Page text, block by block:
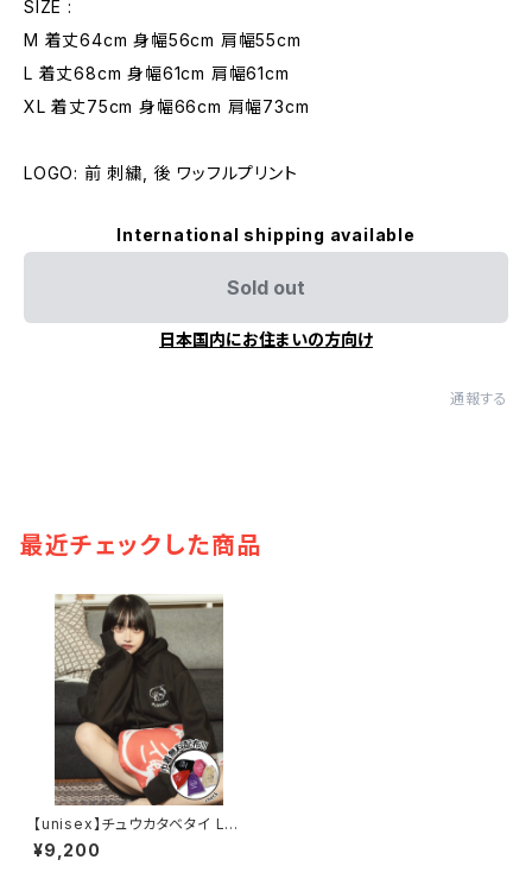
SIZE :
M 着丈64cm 身幅56cm 肩幅55cm
L 着丈68cm 身幅61cm 肩幅61cm
XL 着丈75cm 身幅66cm 肩幅73cm
LOGO: 前 刺繍, 後 ワッフルプリント
International shipping available
Sold out
日本国内にお住まいの方向け
通報する
最近チェックした商品
【unisex】チュウカタベタイ LO
GO Parker / black
¥9,200